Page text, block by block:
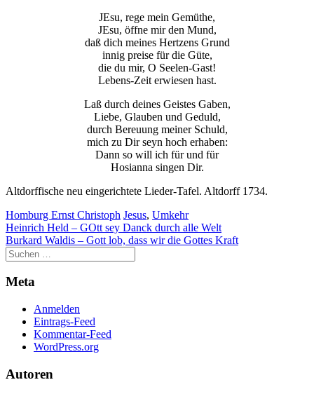
JEsu, rege mein Gemüthe,
JEsu, öffne mir den Mund,
daß dich meines Hertzens Grund
innig preise für die Güte,
die du mir, O Seelen-Gast!
Lebens-Zeit erwiesen hast.
Laß durch deines Geistes Gaben,
Liebe, Glauben und Geduld,
durch Bereuung meiner Schuld,
mich zu Dir seyn hoch erhaben:
Dann so will ich für und für
Hosianna singen Dir.
Altdorffische neu eingerichtete Lieder-Tafel. Altdorff 1734.
Homburg Ernst Christoph Jesus, Umkehr
Beitragsnavigation
Heinrich Held – GOtt sey Danck durch alle Welt
Burkard Waldis – Gott lob, dass wir die Gottes Kraft
Meta
Anmelden
Eintrags-Feed
Kommentar-Feed
WordPress.org
Autoren